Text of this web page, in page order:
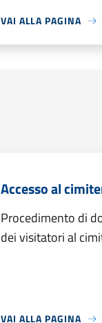
VAI ALLA PAGINA
Accesso al
Procedimento di
dei visitatori al
VAI ALLA PAGINA